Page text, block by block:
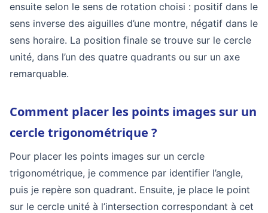
ensuite selon le sens de rotation choisi : positif dans le
sens inverse des aiguilles d’une montre, négatif dans le
sens horaire. La position finale se trouve sur le cercle
unité, dans l’un des quatre quadrants ou sur un axe
remarquable.
Comment placer les points images sur un
cercle trigonométrique ?
Pour placer les points images sur un cercle
trigonométrique, je commence par identifier l’angle,
puis je repère son quadrant. Ensuite, je place le point
sur le cercle unité à l’intersection correspondant à cet